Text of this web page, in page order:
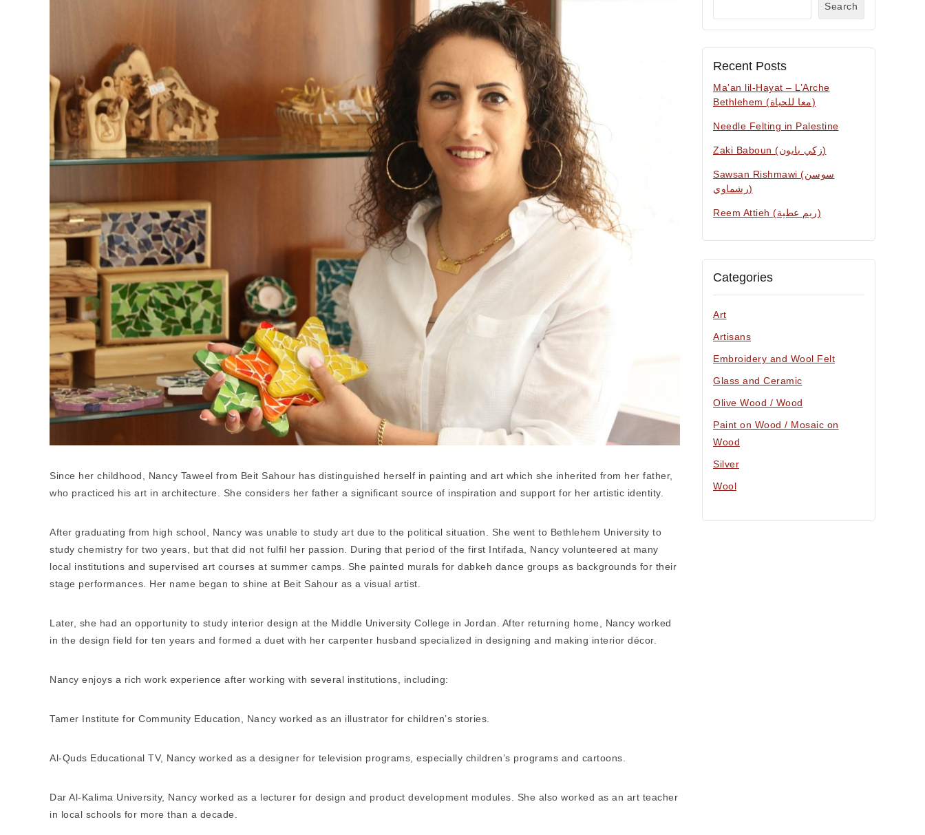
Since her childhood, Nancy Taweel from Beit Sahour has distinguished herself in painting and art which she inherited from her father,
who practiced his art in architecture. She considers her father a significant source of inspiration and support for her artistic identity.
After graduating from high school, Nancy was unable to study art due to the political situation. She went to Bethlehem University to
study chemistry for two years, but that did not fulfil her passion. During that period of the first Intifada, Nancy volunteered at many
local institutions and supervised art courses at summer camps. She painted murals for dabkeh dance groups as backgrounds for their
stage performances. Her name began to shine at Beit Sahour as a visual artist.
Later, she had an opportunity to study interior design at the Middle University College in Jordan. After returning home, Nancy worked
in the design field for ten years and formed a duet with her carpenter husband specialized in designing and making interior décor.
Nancy enjoys a rich work experience after working with several institutions, including:
Tamer Institute for Community Education, Nancy worked as an illustrator for children’s stories.
Al-Quds Educational TV, Nancy worked as a designer for television programs, especially children’s programs and cartoons.
Dar Al-Kalima University, Nancy worked as a lecturer for design and product development modules. She also worked as an art teacher
in local schools for more than a decade.
Search
Recent Posts
Ma’an lil-Hayat – L’Arche
Bethlehem (معا للحياة)
Needle Felting in Palestine
Zaki Baboun (زكي بابون)
Sawsan Rishmawi (سوسن
رشماوي)
Reem Attieh (ريم عطية)
Categories
Art
Artisans
Embroidery and Wool Felt
Glass and Ceramic
Olive Wood / Wood
Paint on Wood / Mosaic on
Wood
Silver
Wool